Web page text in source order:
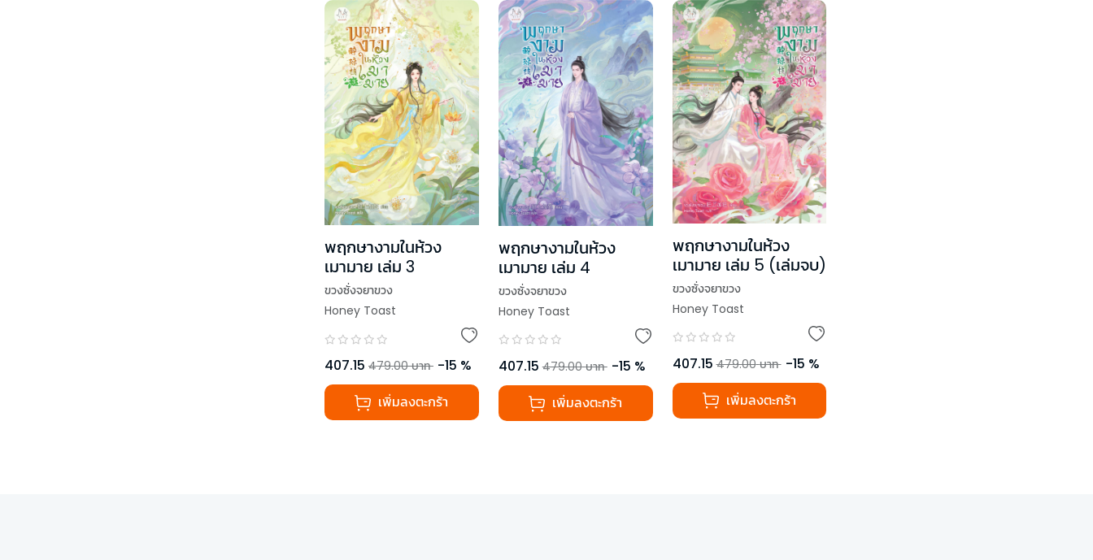
พฤกษางามในห้วง
เมามาย เล่ม 3
ขวงซั่งจยาขวง
Honey Toast
407.15 479.00 บาท -15 %
เพิ่มลงตะกร้า
พฤกษางามในห้วง
เมามาย เล่ม 4
ขวงซั่งจยาขวง
Honey Toast
407.15 479.00 บาท -15 %
เพิ่มลงตะกร้า
พฤกษางามในห้วง
เมามาย เล่ม 5 (เล่มจบ)
ขวงซั่งจยาขวง
Honey Toast
407.15 479.00 บาท -15 %
เพิ่มลงตะกร้า